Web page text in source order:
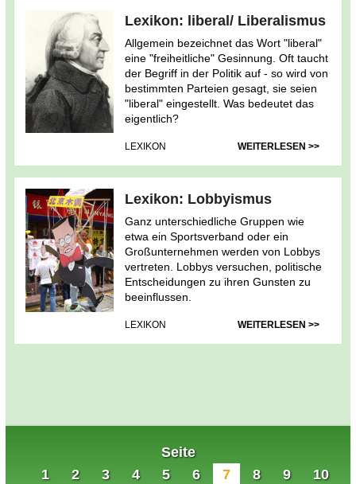
Lexikon: liberal/ Liberalismus
Allgemein bezeichnet das Wort "liberal"
eine "freiheitliche" Gesinnung. Oft taucht
der Begriff in der Politik auf - so wird von
bestimmten Parteien gesagt, sie seien
"liberal" eingestellt. Was bedeutet das
eigentlich?
LEXIKON WEITERLESEN >>
Lexikon: Lobbyismus
Ganz unterschiedliche Gruppen wie
etwa ein Sportsverband oder ein
Großunternehmen werden von Lobbys
vertreten. Lobbys versuchen, politische
Entscheidungen zu ihren Gunsten zu
beeinflussen.
LEXIKON WEITERLESEN >>
Seite
1
2 3 4 5 6 7 8 9
10